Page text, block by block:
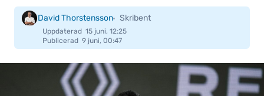
David Thorstensson Skribent
Uppdaterad 15 juni, 12:25
Publicerad 9 juni, 00:47